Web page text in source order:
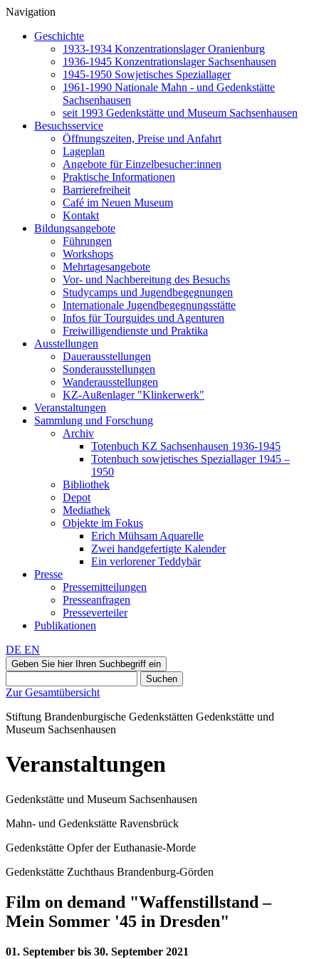
Navigation
Geschichte
1933-1934 Konzentrationslager Oranienburg
1936-1945 Konzentrationslager Sachsenhausen
1945-1950 Sowjetisches Speziallager
1961-1990 Nationale Mahn - und Gedenkstätte
Sachsenhausen
seit 1993 Gedenkstätte und Museum Sachsenhausen
Besuchsservice
Öffnungszeiten, Preise und Anfahrt
Lageplan
Angebote für Einzelbesucher:innen
Praktische Informationen
Barrierefreiheit
Café im Neuen Museum
Kontakt
Bildungsangebote
Führungen
Workshops
Mehrtagesangebote
Vor- und Nachbereitung des Besuchs
Studycamps und Jugendbegegnungen
Internationale Jugendbegegnungsstätte
Infos für Tourguides und Agenturen
Freiwilligendienste und Praktika
Ausstellungen
Dauerausstellungen
Sonderausstellungen
Wanderausstellungen
KZ-Außenlager "Klinkerwerk"
Veranstaltungen
Sammlung und Forschung
Archiv
Totenbuch KZ Sachsenhausen 1936-1945
Totenbuch sowjetisches Speziallager 1945 –
1950
Bibliothek
Depot
Mediathek
Objekte im Fokus
Erich Mühsam Aquarelle
Zwei handgefertigte Kalender
Ein verlorener Teddybär
Presse
Pressemitteilungen
Presseanfragen
Presseverteiler
Publikationen
DE EN
Geben Sie hier Ihren Suchbegriff ein
Suchen
Zur Gesamtübersicht
Stiftung Brandenburgische Gedenkstätten Gedenkstätte und
Museum Sachsenhausen
Veranstaltungen
Gedenkstätte und Museum Sachsenhausen
Mahn- und Gedenkstätte Ravensbrück
Gedenkstätte Opfer der Euthanasie-Morde
Gedenkstätte Zuchthaus Brandenburg-Görden
Film on demand "Waffenstillstand –
Mein Sommer '45 in Dresden"
01. September bis 30. September 2021